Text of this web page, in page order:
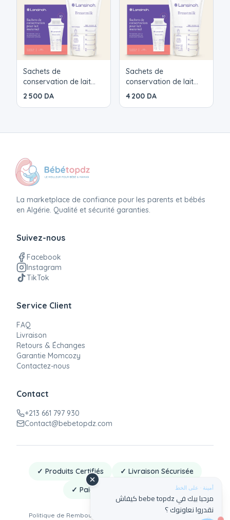
أمينة · على الخط
مرحبا بيك في bebe topdz كيفاش
نقدروا نعاونوك ؟
Sachets de
conservation de lait
2 500 DA
Sachets de
conservation de lait
maternel x50 Lansinoh
4 200 DA
La marketplace de confiance pour les parents et bébés
en Algérie. Qualité et sécurité garanties.
Suivez-nous
Facebook
Instagram
TikTok
Service Client
FAQ
Livraison
Retours & Échanges
Garantie Momcozy
Contactez-nous
Contact
+213 661 797 930
Contact@bebetopdz.com
✓ Produits Certifiés
✓ Livraison Sécurisée
✓ Paiement à la Livraison
Politique de Remboursement Politique de Confidentialité·